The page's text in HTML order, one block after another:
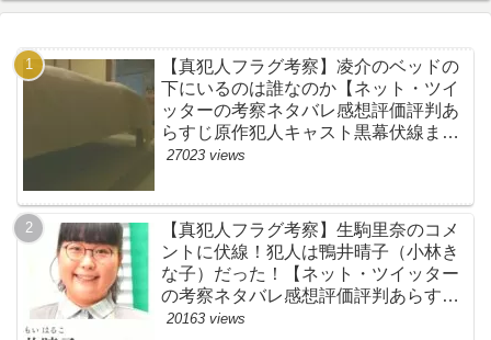
【真犯人フラグ考察】凌介のベッドの
下にいるのは誰なのか【ネット・ツイ
ッターの考察ネタバレ感想評価評判あ
らすじ原作犯人キャスト黒幕伏線まと
め】
27023 views
【真犯人フラグ考察】生駒里奈のコメ
ントに伏線！犯人は鴨井晴子（小林き
な子）だった！【ネット・ツイッター
の考察ネタバレ感想評価評判あらすじ
原作犯人キャスト黒幕伏線まとめ・鴨
20163 views